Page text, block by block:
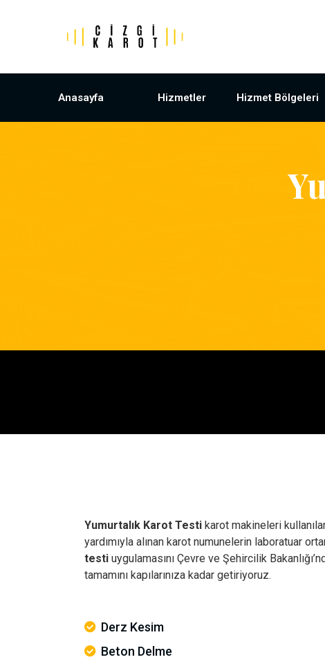
Anasayfa Hizmetler Hizmet Bölgeleri
Yumurtalık Karot Testi karot makineleri
yardımıyla alınan karot numunelerin laboratuar
testi uygulamasını Çevre ve Şehircilik
tamamını kapılarınıza kadar getiriyoruz.
Derz Kesim
Beton Delme